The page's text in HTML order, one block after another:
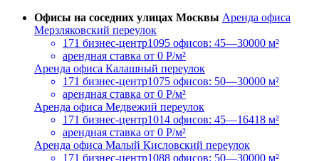
Офисы на соседних улицах Москвы Аренда офиса
Мерзляковский переулок
171 бизнес-центр1095 офисов: 45—30000 м²
арендная ставка от 0 Р/м²
Аренда офиса Калашный переулок
171 бизнес-центр1075 офисов: 50—30000 м²
арендная ставка от 0 Р/м²
Аренда офиса Медвежий переулок
171 бизнес-центр1014 офисов: 45—16418 м²
арендная ставка от 0 Р/м²
Аренда офиса Малый Кисловский переулок
171 бизнес-центр1088 офисов: 50—30000 м²